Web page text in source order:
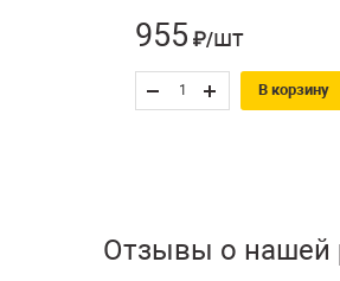
955 ₽/шт
В корзину
Отзывы о нашей